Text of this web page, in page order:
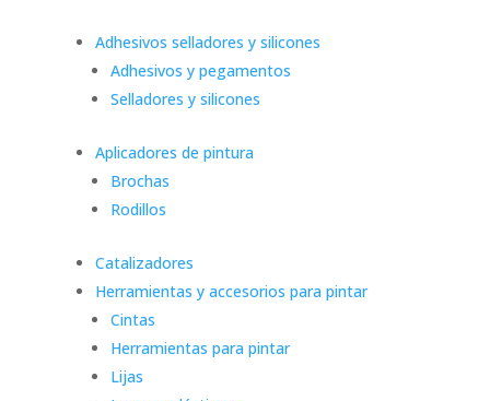
Adhesivos selladores y silicones
Adhesivos y pegamentos
Selladores y silicones
Aplicadores de pintura
Brochas
Rodillos
Catalizadores
Herramientas y accesorios para pintar
Cintas
Herramientas para pintar
Lijas